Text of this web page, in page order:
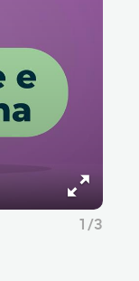
1/3